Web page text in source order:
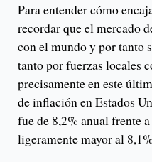
Para entender cómo
recordar que el mercado
con el mundo y por tanto
tanto por fuerzas locales
precisamente en este
de inflación en Estados
fue de 8,2% anual frente
ligeramente mayor al